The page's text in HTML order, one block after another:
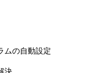
ムの自動設定
決